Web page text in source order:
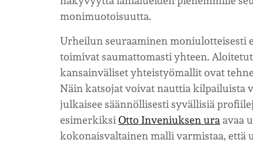
monimuotoisuutta.
Urheilun seuraaminen moniulotteisesti
toimivat saumattomasti yhteen.
kansainväliset yhteistyömallit ovat
Näin katsojat voivat nauttia kilpailuista
julkaisee säännöllisesti syvällisiä
esimerkiksi Otto Inveniuksen ura avaa
kokonaisvaltainen malli varmistaa, että